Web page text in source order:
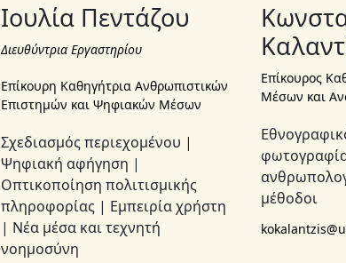
Ιουλία Πεντάζου
Διευθύντρια Εργαστηρίου
Επίκουρη Καθηγήτρια Ανθρωπιστικών
Επιστημών και Ψηφιακών Μέσων
Σχεδιασμός περιεχομένου |
Ψηφιακή αφήγηση |
Οπτικοποίηση πολιτισμικής
πληροφορίας | Εμπειρία χρήστη
| Νέα μέσα και τεχνητή
νοημοσύνη
Επίκουρος
Μέσων και
μέθοδοι